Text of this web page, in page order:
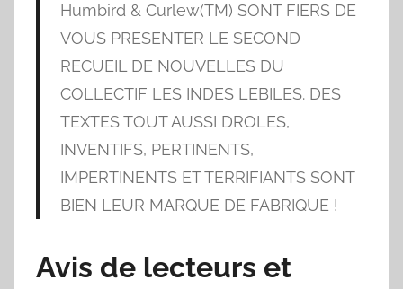
Humbird & Curlew(TM) SONT FIERS DE
VOUS PRESENTER LE SECOND
RECUEIL DE NOUVELLES DU
COLLECTIF LES INDES LEBILES. DES
TEXTES TOUT AUSSI DROLES,
INVENTIFS, PERTINENTS,
IMPERTINENTS ET TERRIFIANTS SONT
BIEN LEUR MARQUE DE FABRIQUE !
Avis de lecteurs et